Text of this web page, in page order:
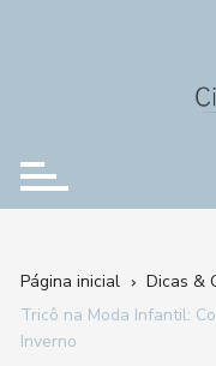
Página inicial
Dicas &
Tricô na Moda Infantil:
Inverno